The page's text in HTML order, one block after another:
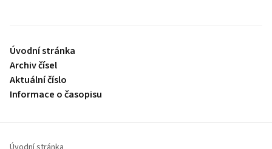
Úvodní stránka
Archiv čísel
Aktuální číslo
Informace o časopisu